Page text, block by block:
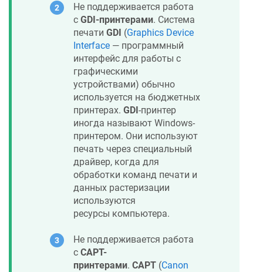
Не поддерживается работа
c GDI-принтерами. Система
печати GDI (Graphics Device
Interface — программный
интерфейс для работы с
графическими
устройствами) обычно
используется на бюджетных
принтерах. GDI-принтер
иногда называют Windows-
принтером. Они используют
печать через специальный
драйвер, когда для
обработки команд печати и
данных растеризации
используются
ресурсы компьютера.
Не поддерживается работа
с CAPT-
принтерами. CAPT (Canon